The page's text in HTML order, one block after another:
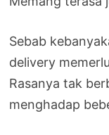
Sebab
delivery
Rasanya tak
menghadap